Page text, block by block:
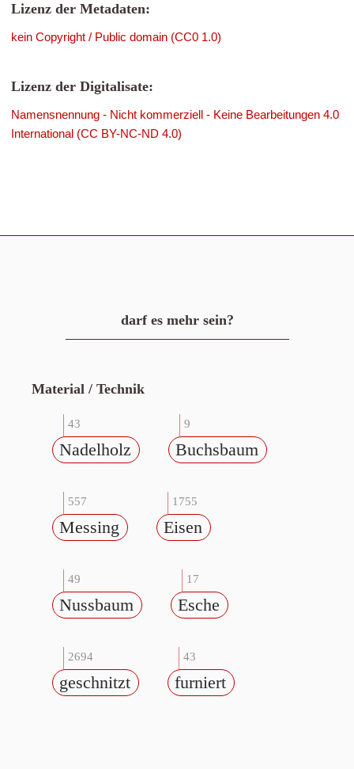
Lizenz der Metadaten:
kein Copyright / Public domain (CC0 1.0)
Lizenz der Digitalisate:
Namensnennung - Nicht kommerziell - Keine Bearbeitungen 4.0
International (CC BY-NC-ND 4.0)
darf es mehr sein?
Material / Technik
43
Nadelholz
9
Buchsbaum
557
Messing
1755
Eisen
49
Nussbaum
17
Esche
2694
geschnitzt
43
furniert